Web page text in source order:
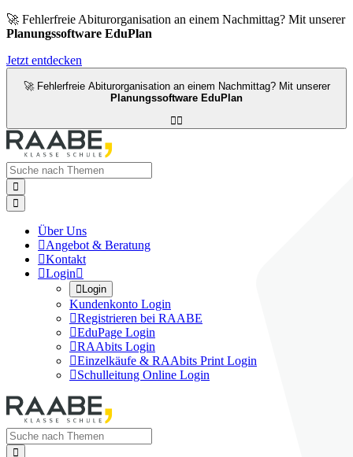
🚀 Fehlerfreie Abiturorganisation an einem Nachmittag? Mit unserer
Planungssoftware EduPlan
Jetzt entdecken
🚀 Fehlerfreie Abiturorganisation an einem Nachmittag? Mit unserer
Planungssoftware EduPlan



Über Uns
Angebot & Beratung
Kontakt
Login
Login
Kundenkonto Login
Registrieren bei RAABE
EduPage Login
RAAbits Login
Einzelkäufe & RAAbits Print Login
Schulleitung Online Login
